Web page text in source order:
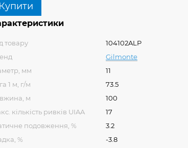
Купити
товару
104102ALP
Gilmonte
мм
11
1 м, г/м
73.5
м
100
кількість ривків UIAA
17
подовження, %
3.2
%
-3.8